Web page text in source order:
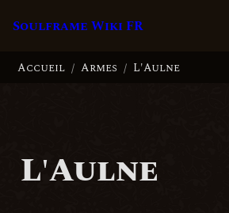
Soulframe Wiki FR
Accueil / Armes / L'Aulne
L'Aulne